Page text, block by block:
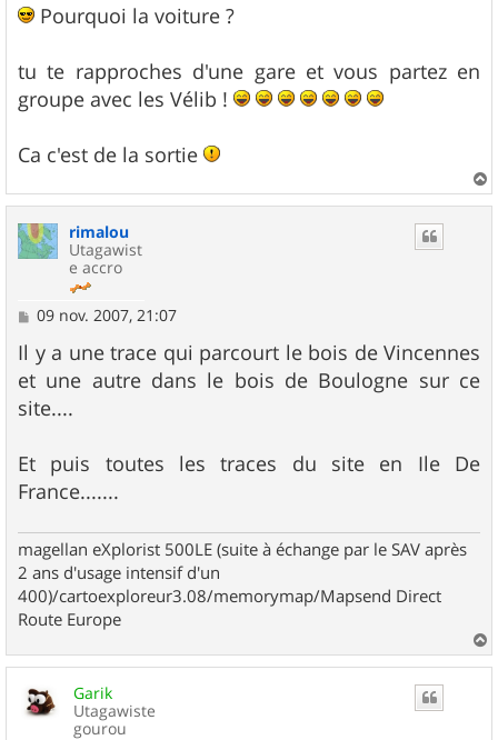
s
g
e
Pourquoi la voiture ?
tu te rapproches d'une gare et vous partez en
groupe avec les Vélib !
Ca c'est de la sortie
a
rimalou
Utagawist
e accro
M
s
s
a
g
e
09 nov. 2007, 21:07
Il y a une trace qui parcourt le bois de Vincennes
et une autre dans le bois de Boulogne sur ce
site....
Et puis toutes les traces du site en Ile De
France.......
magellan eXplorist 500LE (suite à échange par le SAV après
2 ans d'usage intensif d'un
400)/cartoexploreur3.08/memorymap/Mapsend Direct
Route Europe
a
u
Garik
Utagawiste
gourou